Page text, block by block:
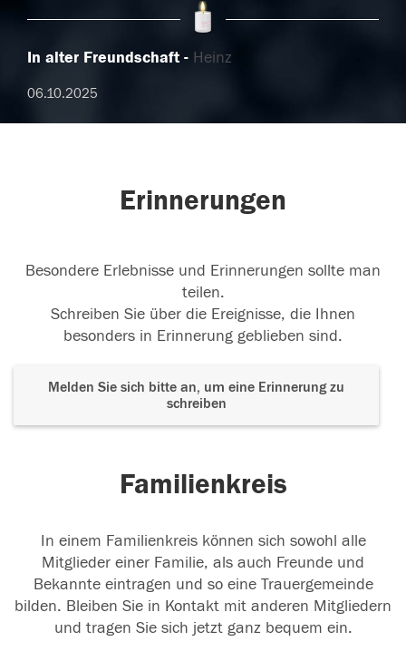
In alter Freundschaft Heinz
06.10.2025
Erinnerungen
Besondere Erlebnisse und Erinnerungen sollte man
teilen.
Schreiben Sie über die Ereignisse, die Ihnen
besonders in Erinnerung geblieben sind.
Melden Sie sich bitte an, um eine Erinnerung zu
schreiben
Familienkreis
In einem Familienkreis können sich sowohl alle
Mitglieder einer Familie, als auch Freunde und
Bekannte eintragen und so eine Trauergemeinde
bilden. Bleiben Sie in Kontakt mit anderen Mitgliedern
und tragen Sie sich jetzt ganz bequem ein.